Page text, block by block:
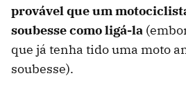
provável que um
soubesse como ligá-la
que já tenha tido uma moto
soubesse).